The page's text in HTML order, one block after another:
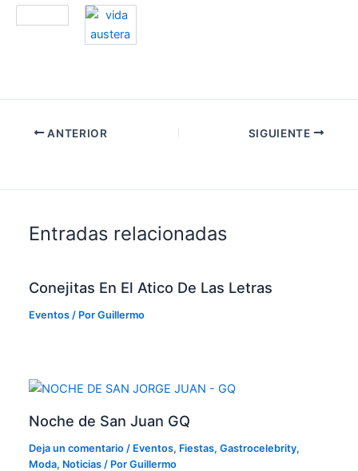
ANTERIOR SIGUIENTE
Entradas relacionadas
Conejitas En El Atico De Las Letras
Eventos / PorGuillermo
Noche de San Juan GQ
Deja un comentario / Eventos, Fiestas,Gastrocelebrity,
Moda, Noticias / PorGuillermo